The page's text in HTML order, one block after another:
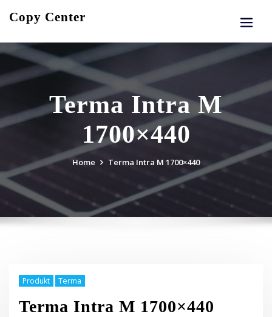
Copy Center
Terma Intra M
1700×440
Home Terma Intra M 1700×440
Produkt Terma
Terma Intra M 1700×440